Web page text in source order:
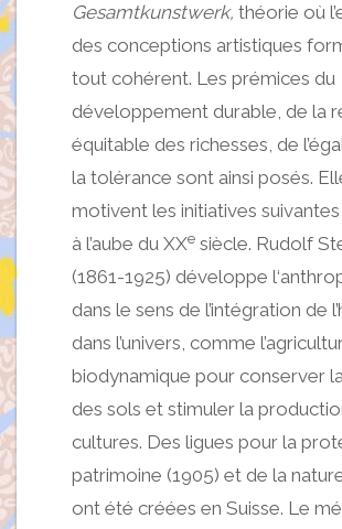
Gesamtkunstwerk, théorie où
des conceptions artistiques
tout cohérent. Les prémices du
développement durable, de la
équitable des richesses, de
la tolérance sont ainsi posés.
motivent les initiatives
à l’aube du XXe siècle. Rudolf
(1861-1925) développe
dans le sens de l’intégration de
dans l’univers, comme
biodynamique pour conserver
des sols et stimuler la
cultures. Des ligues pour la
patrimoine (1905) et de la
ont été créées en Suisse. Le